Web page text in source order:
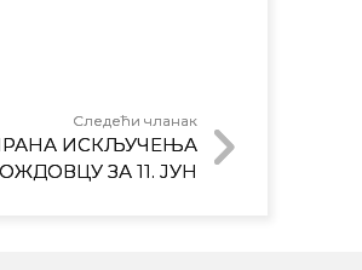
Следећи чланак
ИСКЉУЧЕЊА
ЗА 11. ЈУН